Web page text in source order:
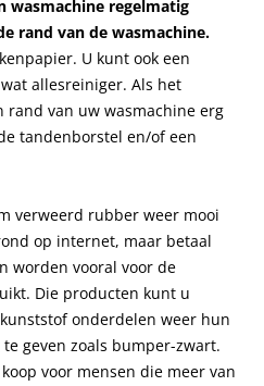
wasmachine regelmatig
rand van de wasmachine.
U kunt ook een
allesreiniger. Als het
van uw wasmachine erg
tandenborstel en/of een
verweerd rubber weer mooi
op internet, maar betaal
worden vooral voor de
Die producten kunt u
onderdelen weer hun
geven zoals bumper-zwart.
voor mensen die meer van